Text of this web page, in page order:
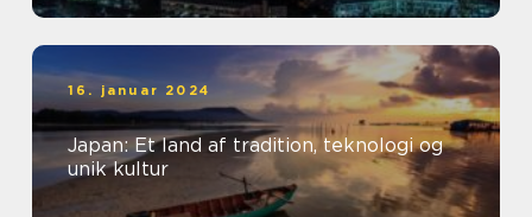
16. januar 2024
Japan: Et land af tradition, teknologi og
unik kultur